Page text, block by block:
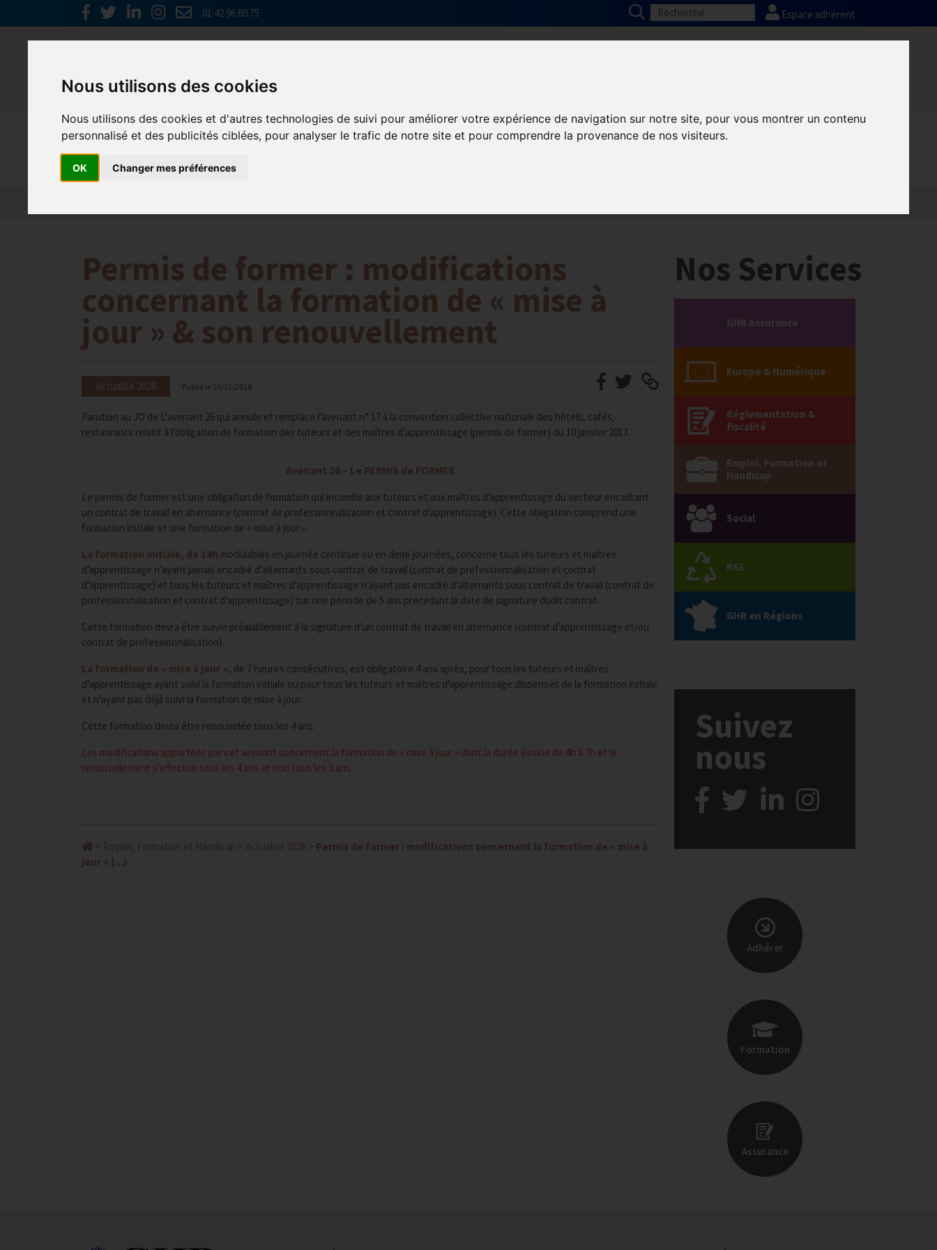
Nous utilisons des cookies
Nous utilisons des cookies et d'autres technologies de suivi pour améliorer votre expérience de navigation sur notre site, pour vous montrer un contenu
personnalisé et des publicités ciblées, pour analyser le trafic de notre site et pour comprendre la provenance de nos visiteurs.
OK Changer mes préférences
01 42 96 60 75 Espace adhérent
Emploi, Formation et Handicap
Permis de former : modifications
concernant la formation de « mise à
jour » & son renouvellement
Actualité 2026 Publié le 29/11/2018
Parution au JO de L’avenant 26 qui annule et remplace l’avenant n° 17 à la convention collective nationale des hôtels, cafés,
restaurants relatif à l’obligation de formation des tuteurs et des maîtres d’apprentissage (permis de former) du 10 janvier 2013.
Avenant 26 – Le PERMIS de FORMER
Le permis de former est une obligation de formation qui incombe aux tuteurs et aux maîtres d’apprentissage du secteur encadrant
un contrat de travail en alternance (contrat de professionnalisation et contrat d’apprentissage). Cette obligation comprend une
formation initiale et une formation de « mise à jour ».
La formation initiale, de 14h modulables en journée continue ou en demi-journées, concerne tous les tuteurs et maîtres
d’apprentissage n’ayant jamais encadré d’alternants sous contrat de travail (contrat de professionnalisation et contrat
d’apprentissage) et tous les tuteurs et maîtres d’apprentissage n’ayant pas encadré d’alternants sous contrat de travail (contrat de
professionnalisation et contrat d’apprentissage) sur une période de 5 ans précédant la date de signature dudit contrat.
Cette formation devra être suivie préalablement à la signature d’un contrat de travail en alternance (contrat d’apprentissage et/ou
contrat de professionnalisation).
La formation de « mise à jour », de 7 heures consécutives, est obligatoire 4 ans après, pour tous les tuteurs et maîtres
d’apprentissage ayant suivi la formation initiale ou pour tous les tuteurs et maîtres d’apprentissage dispensés de la formation initiale
et n’ayant pas déjà suivi la formation de mise à jour.
Cette formation devra être renouvelée tous les 4 ans.
Les modifications apportées par cet avenant concernent la formation de « mise à jour » dont la durée évolue de 4h à 7h et le
renouvellement s’effectue tous les 4 ans et non tous les 3 ans.
> Emploi, Formation et Handicap > Actualité 2026 > Permis de former : modifications concernant la formation de « mise à
jour » (...)
Nos Services
GHR Assurance
Europe & Numérique
Réglementation &
fiscalité
Emploi, Formation et
Handicap
Social
RSE
GHR en Régions
Suivez
nous
Adhérer
Formation
Assurance